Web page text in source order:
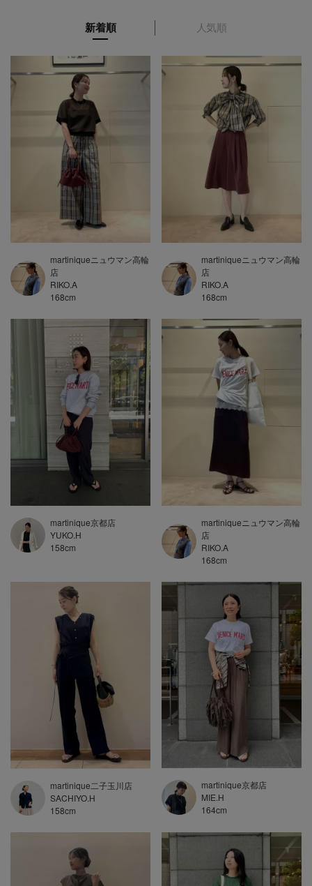
新着順 人気順
RIKO.A
martiniqueニュウマン高輪
店
168cm
RIKO.A
martiniqueニュウマン高輪
店
168cm
YUKO.H
martinique京都店
158cm RIKO.A
martiniqueニュウマン高輪
店
168cm
SACHIYO.H
martinique二子玉川店
158cm
MIE.H
martinique京都店
164cm